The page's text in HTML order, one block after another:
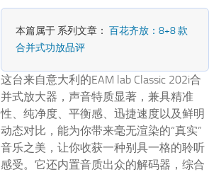
本篇属于 系列文章：百花齐放：8+8 款
合并式功放品评
这台来自意大利的EAM lab Classic 202i合
并式放大器，声音特质显著，兼具精准
性、纯净度、平衡感、迅捷速度以及鲜明
动态对比，能为你带来毫无渲染的“真实”
音乐之美，让你收获一种别具一格的聆听
感受。它还内置音质出众的解码器，综合